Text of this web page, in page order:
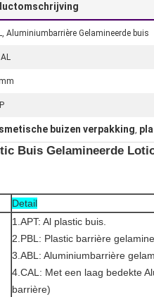
Aluminiumbarrière Gelamineerde buis
AL
buizen verpakking,
Buis Gelamineerde
Detail
1.APT: Al plastic buis.
2.PBL: Plastic barrière
3.ABL: Aluminiumbarrière
4.CAL: Met een laag bedekte
barrière)